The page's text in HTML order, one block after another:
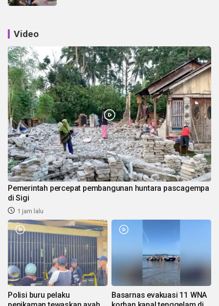
Video
Pemerintah percepat pembangunan huntara pascagempa
di Sigi
1 jam lalu
Polisi buru pelaku
Basarnas evakuasi 11 WNA